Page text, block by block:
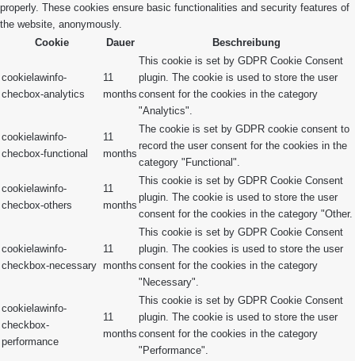
properly. These cookies ensure basic functionalities and security features of
the website, anonymously.
Cookie
Dauer Beschreibung
cookielawinfo-
checbox-analytics
11
months
This cookie is set by GDPR Cookie Consent
plugin. The cookie is used to store the user
consent for the cookies in the category
"Analytics".
cookielawinfo-
checbox-functional
11
months
The cookie is set by GDPR cookie consent to
record the user consent for the cookies in the
category "Functional".
cookielawinfo-
checbox-others
11
months
This cookie is set by GDPR Cookie Consent
plugin. The cookie is used to store the user
consent for the cookies in the category "Other.
cookielawinfo-
checkbox-necessary
11
months
This cookie is set by GDPR Cookie Consent
plugin. The cookies is used to store the user
consent for the cookies in the category
"Necessary".
cookielawinfo-
checkbox-
performance
11
months
This cookie is set by GDPR Cookie Consent
plugin. The cookie is used to store the user
consent for the cookies in the category
"Performance".